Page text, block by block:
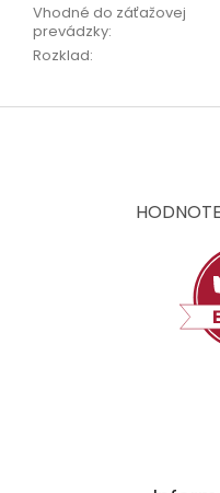
Vhodné do záťažovej
prevádzky:
Rozklad:
Z